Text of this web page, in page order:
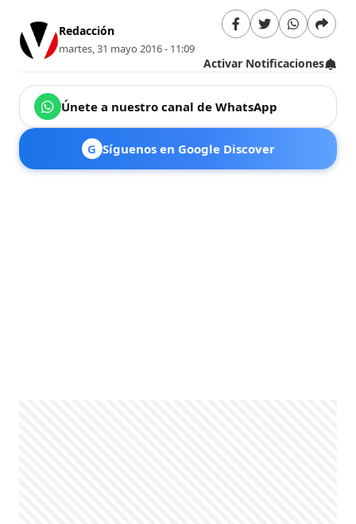
Redacción
martes, 31 mayo 2016 - 11:09
Activar Notificaciones
Únete a nuestro canal de WhatsApp
G Síguenos en Google Discover